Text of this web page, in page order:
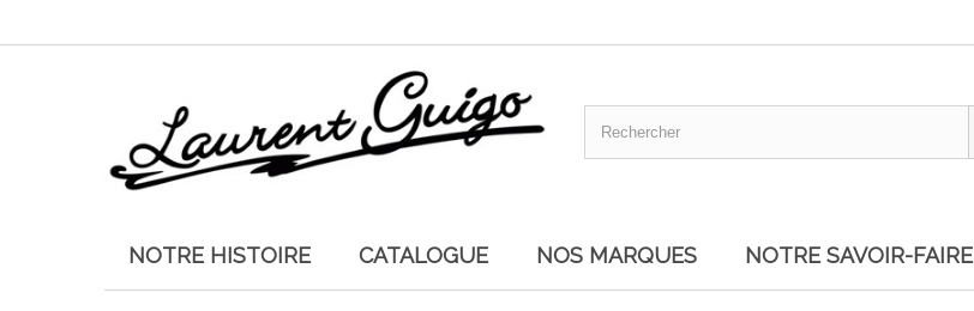
NOTRE HISTOIRE CATALOGUE NOS MARQUES NOTRE SAVOIR-FAIRE